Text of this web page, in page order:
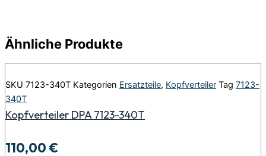
Ähnliche Produkte
SKU 7123-340T Kategorien Ersatzteile, Kopfverteiler Tag 7123-
340T
Kopfverteiler DPA 7123-340T
110,00€